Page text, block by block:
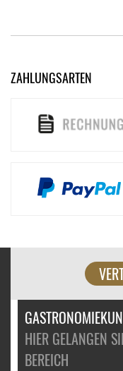
ZAHLUNGSARTEN
HIER GELANGEN
BEREICH